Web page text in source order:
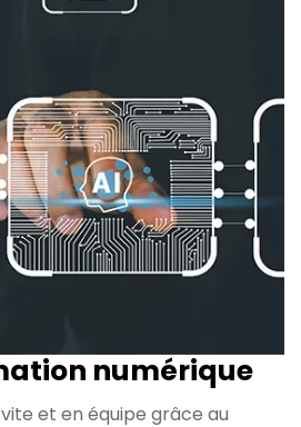
numérique
et en équipe grâce au